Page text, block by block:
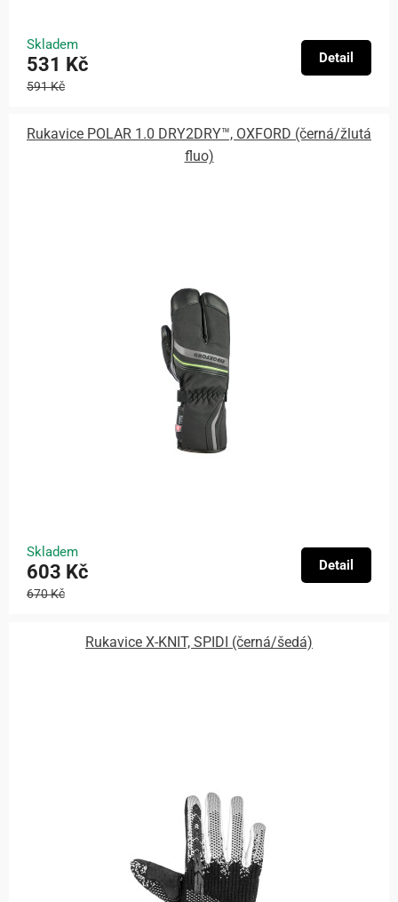
Skladem
531 Kč
591 Kč
Detail
Rukavice POLAR 1.0 DRY2DRY™, OXFORD (černá/žlutá
fluo)
Skladem
603 Kč
670 Kč
Detail
Rukavice X-KNIT, SPIDI (černá/šedá)